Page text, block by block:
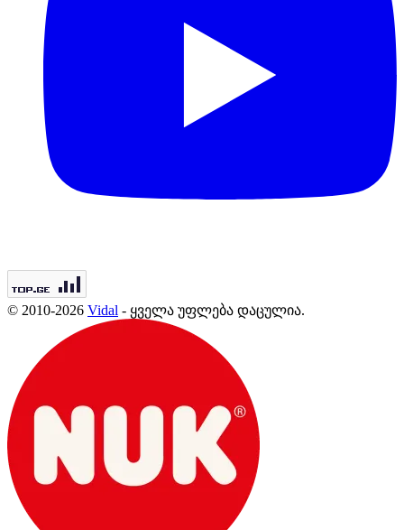
© 2010-2026 Vidal - ყველა უფლება დაცულია.